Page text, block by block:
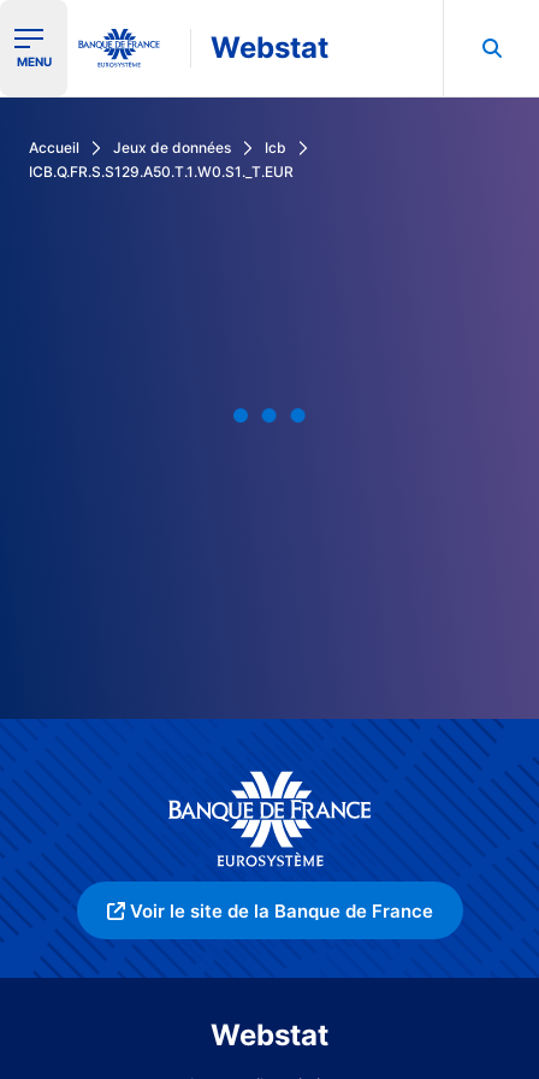
Ouvrir le menu de navigation
MENU Webstat
Accueil Jeux de données
Icb
ICB.Q.FR.S.S129.A50.T.1.W0.S1._T.EUR
Voir le site de la Banque de France
Webstat